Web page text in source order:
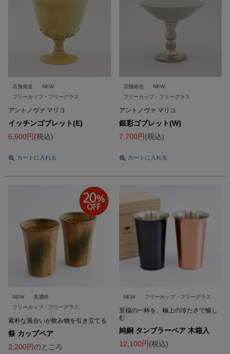
店舗発送
NEW
フリーカップ・フリーグラス
アントノヴァ マリコ
イッチンゴブレット(E)
6,600
税込
カートに入れる
店舗発送
NEW
フリーカップ・フリーグラス
アントノヴァ マリコ
銀彩ゴブレット(W)
7,700
税込
カートに入れる
NEW
美濃焼
フリーカップ・フリーグラス
素朴な風合いが飲み物を引き立てる
祭 カップペア
2,200
のところ
NEW フリーカップ・フリーグラス
至福の一杯を、極上の冷たさで愉し
む
純銅 タンブラーペア 木箱入
12,100
税込